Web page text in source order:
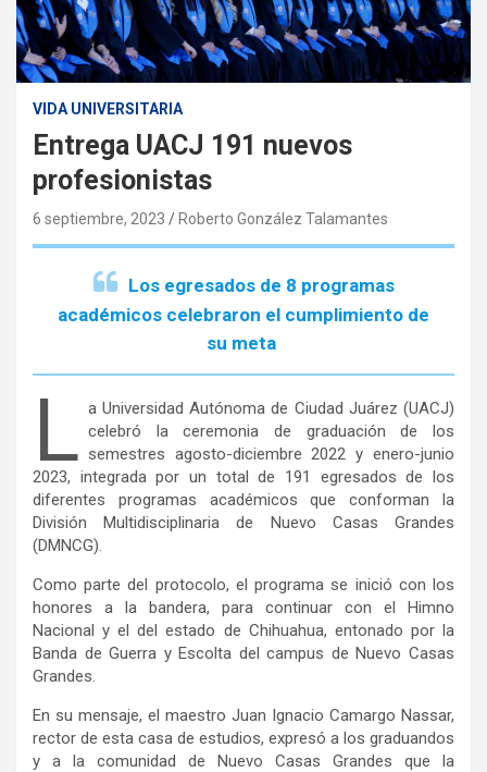
VIDA UNIVERSITARIA
Entrega UACJ 191 nuevos
profesionistas
6 septiembre, 2023 Roberto González Talamantes
Los egresados de 8 programas
académicos celebraron el cumplimiento de
su meta
L a Universidad Autónoma de Ciudad Juárez (UACJ)
celebró la ceremonia de graduación de los
semestres agosto-diciembre 2022 y enero-junio
2023, integrada por un total de 191 egresados de los
diferentes programas académicos que conforman la
División Multidisciplinaria de Nuevo Casas Grandes
(DMNCG).
Como parte del protocolo, el programa se inició con los
honores a la bandera, para continuar con el Himno
Nacional y el del estado de Chihuahua, entonado por la
Banda de Guerra y Escolta del campus de Nuevo Casas
Grandes.
En su mensaje, el maestro Juan Ignacio Camargo Nassar,
rector de esta casa de estudios, expresó a los graduandos
y a la comunidad de Nuevo Casas Grandes que la